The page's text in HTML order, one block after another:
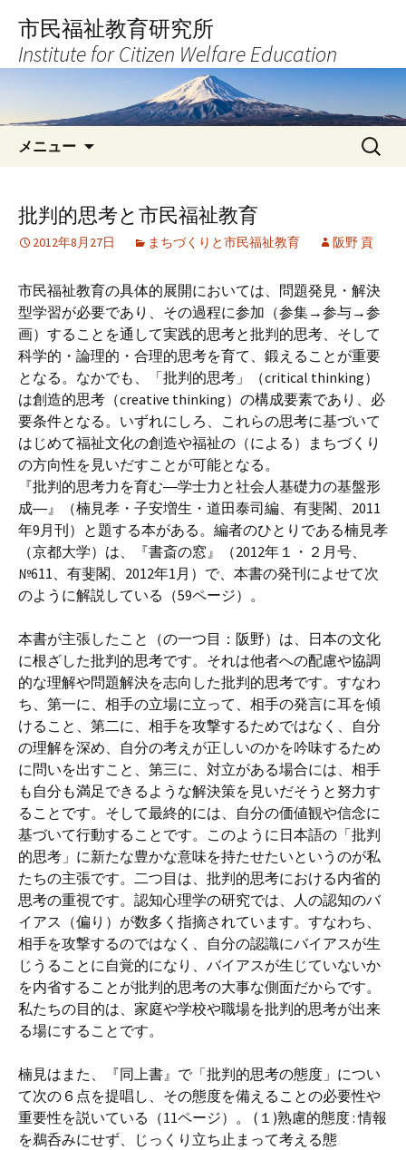
へ
キ
市民福祉教育研究所
Institute for Citizen Welfare Education
メニュー
検
索:
批判的思考と市民福祉教育
2012年8月27日 まちづくりと市民福祉教育 阪野 貢
市民福祉教育の具体的展開においては、問題発見・解決
型学習が必要であり、その過程に参加（参集→参与→参
画）することを通して実践的思考と批判的思考、そして
科学的・論理的・合理的思考を育て、鍛えることが重要
となる。なかでも、「批判的思考」（critical thinking）
は創造的思考（creative thinking）の構成要素であり、必
要条件となる。いずれにしろ、これらの思考に基づいて
はじめて福祉文化の創造や福祉の（による）まちづくり
の方向性を見いだすことが可能となる。
『批判的思考力を育む―学士力と社会人基礎力の基盤形
成―』（楠見孝・子安増生・道田泰司編、有斐閣、2011
年9月刊）と題する本がある。編者のひとりである楠見孝
（京都大学）は、『書斎の窓』（2012年１・２月号、
№611、有斐閣、2012年1月）で、本書の発刊によせて次
のように解説している（59ページ）。
本書が主張したこと（の一つ目：阪野）は、日本の文化
に根ざした批判的思考です。それは他者への配慮や協調
的な理解や問題解決を志向した批判的思考です。すなわ
ち、第一に、相手の立場に立って、相手の発言に耳を傾
けること、第二に、相手を攻撃するためではなく、自分
の理解を深め、自分の考えが正しいのかを吟味するため
に問いを出すこと、第三に、対立がある場合には、相手
も自分も満足できるような解決策を見いだそうと努力す
ることです。そして最終的には、自分の価値観や信念に
基づいて行動することです。このように日本語の「批判
的思考」に新たな豊かな意味を持たせたいというのが私
たちの主張です。二つ目は、批判的思考における内省的
思考の重視です。認知心理学の研究では、人の認知のバ
イアス（偏り）が数多く指摘されています。すなわち、
相手を攻撃するのではなく、自分の認識にバイアスが生
じうることに自覚的になり、バイアスが生じていないか
を内省することが批判的思考の大事な側面だからです。
私たちの目的は、家庭や学校や職場を批判的思考が出来
る場にすることです。
楠見はまた、『同上書』で「批判的思考の態度」につい
て次の６点を提唱し、その態度を備えることの必要性や
重要性を説いている（11ページ）。 (１)熟慮的態度 : 情報
を鵜呑みにせず、じっくり立ち止まって考える態